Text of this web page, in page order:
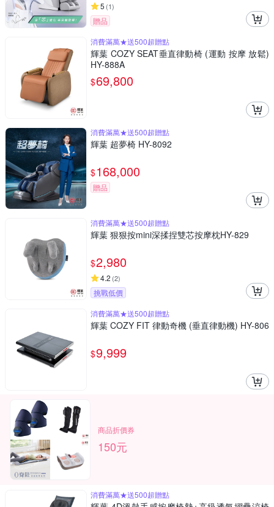
5 (1)
贈品
消費滿萬★送500超贈點
輝葉 COZY SEAT垂直律動椅 (運動 按摩 放鬆)
HY-888A
$69,800
消費滿萬★送500超贈點
輝葉 超夢椅 HY-8092
$168,000
贈品
消費滿萬★送500超贈點
輝葉 狠狠按mini深揉捏雙芯按摩枕HY-829
$2,980
4.2 (2)
挑戰低價
消費滿萬★送500超贈點
輝葉 COZY FIT 律動奇機 (垂直律動機) HY-806
$9,999
商品折價券
150元
消費滿萬★送500超贈點